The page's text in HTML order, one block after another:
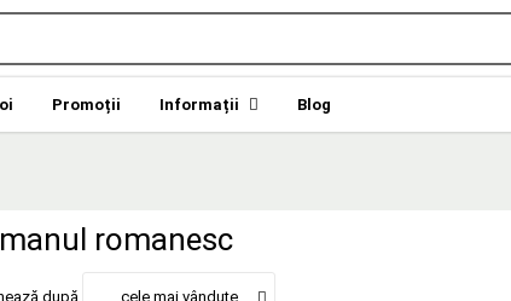
Promoții Informații Blog
romanesc
după cele mai vândute